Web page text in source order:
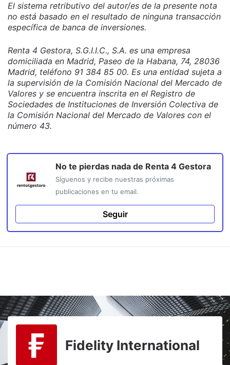
El sistema retributivo del autor/es de la presente nota
no está basado en el resultado de ninguna transacción
específica de banca de inversiones.
Renta 4 Gestora, S.G.I.I.C., S.A. es una empresa
domiciliada en Madrid, Paseo de la Habana, 74, 28036
Madrid, teléfono 91 384 85 00. Es una entidad sujeta a
la supervisión de la Comisión Nacional del Mercado de
Valores y se encuentra inscrita en el Registro de
Sociedades de Instituciones de Inversión Colectiva de
la Comisión Nacional del Mercado de Valores con el
número 43.
No te pierdas nada de Renta 4 Gestora
Síguenos y recibe nuestras próximas
publicaciones en tu email.
Seguir
Fidelity International